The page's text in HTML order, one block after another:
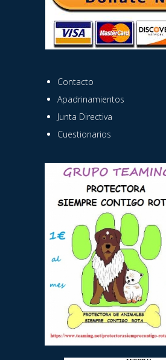
Contacto
Apadrinamientos
Junta Directiva
Cuestionarios